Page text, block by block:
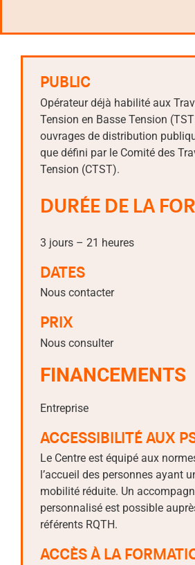
PUBLIC
Opérateur déjà habilité aux
Tension en Basse Tension
ouvrages de distribution
que défini par le Comité des
Tension (CTST).
DURÉE DE LA
3 jours – 21 heures
DATES
Nous contacter
PRIX
Nous consulter
FINANCEMENTS
Entreprise
ACCESSIBILITÉ AUX
Le Centre est équipé aux
l’accueil des personnes ayant
mobilité réduite. Un
personnalisé est possible
référents RQTH.
ACCÈS À LA